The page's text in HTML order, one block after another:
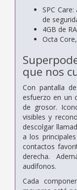
SPC
de
4GB de
Octa
que nos
Con pantalla
esfuerzo en un
de grosor.
visibles y
descolgar
a los
contactos
derecha.
audífonos.
Cada